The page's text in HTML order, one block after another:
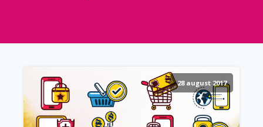
28 august 2017